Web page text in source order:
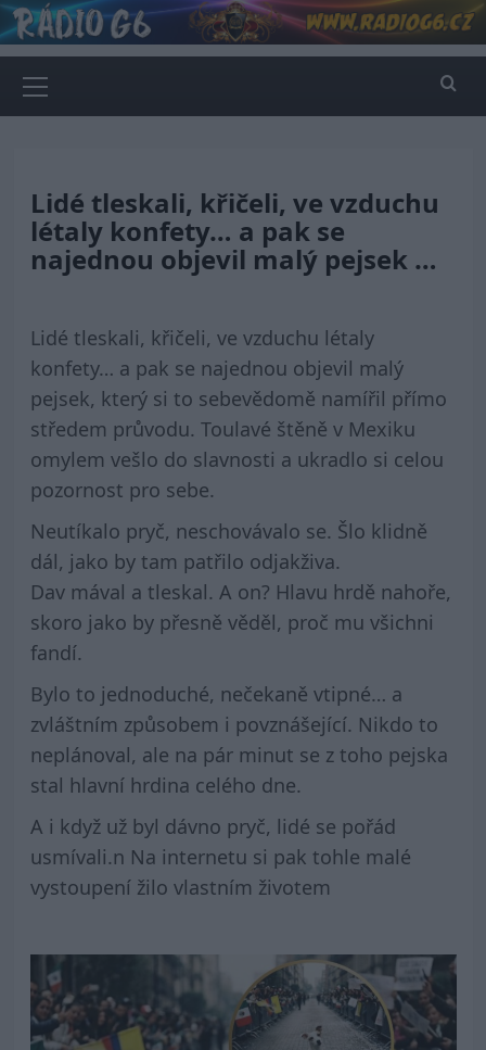
Skip
to
content
Menu
Lidé tleskali, křičeli, ve vzduchu
létaly konfety… a pak se
najednou objevil malý pejsek …
Lidé tleskali, křičeli, ve vzduchu létaly
konfety… a pak se najednou objevil malý
pejsek, který si to sebevědomě namířil přímo
středem průvodu. Toulavé štěně v Mexiku
omylem vešlo do slavnosti a ukradlo si celou
pozornost pro sebe.
Neutíkalo pryč, neschovávalo se. Šlo klidně
dál, jako by tam patřilo odjakživa.
Dav mával a tleskal. A on? Hlavu hrdě nahoře,
skoro jako by přesně věděl, proč mu všichni
fandí.
Bylo to jednoduché, nečekaně vtipné… a
zvláštním způsobem i povznášející. Nikdo to
neplánoval, ale na pár minut se z toho pejska
stal hlavní hrdina celého dne.
A i když už byl dávno pryč, lidé se pořád
usmívali.n Na internetu si pak tohle malé
vystoupení žilo vlastním životem